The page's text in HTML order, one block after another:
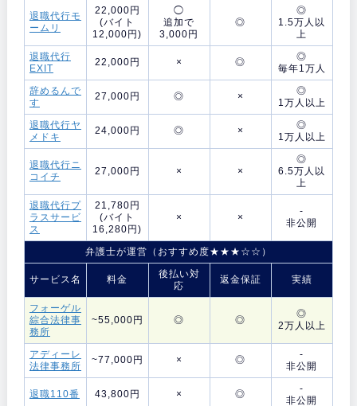
退職代行モ
ームリ
22,000円
(バイト
12,000円)
◯
追加で
3,000円
◎
◎
1.5万人以
上
退職代行
EXIT
22,000円 × ◎
◎
毎年1万人
辞めるんで
す
27,000円 ◎ ×
◎
1万人以上
退職代行ヤ
メドキ
24,000円 ◎ ×
◎
1万人以上
退職代行ニ
コイチ
27,000円 × ×
◎
6.5万人以
上
退職代行プ
ラスサービ
ス
21,780円
(バイト
16,280円)
× ×
-
非公開
弁護士が運営（おすすめ度★★★☆☆）
サービス名 料金
後払い対
応
返金保証 実績
フォーゲル
綜合法律事
務所
~55,000円 ◎ ◎
◎
2万人以上
アディーレ
法律事務所
~77,000円 × ◎
-
非公開
退職110番 43,800円 × ◎
-
非公開